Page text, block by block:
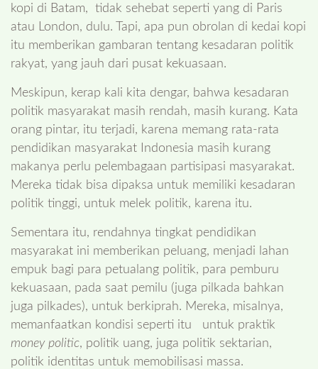
kopi di Batam, tidak sehebat seperti yang di Paris
atau London, dulu. Tapi, apa pun obrolan di kedai kopi
itu memberikan gambaran tentang kesadaran politik
rakyat, yang jauh dari pusat kekuasaan.
Meskipun, kerap kali kita dengar, bahwa kesadaran
politik masyarakat masih rendah, masih kurang. Kata
orang pintar, itu terjadi, karena memang rata-rata
pendidikan masyarakat Indonesia masih kurang
makanya perlu pelembagaan partisipasi masyarakat.
Mereka tidak bisa dipaksa untuk memiliki kesadaran
politik tinggi, untuk melek politik, karena itu.
Sementara itu, rendahnya tingkat pendidikan
masyarakat ini memberikan peluang, menjadi lahan
empuk bagi para petualang politik, para pemburu
kekuasaan, pada saat pemilu (juga pilkada bahkan
juga pilkades), untuk berkiprah. Mereka, misalnya,
memanfaatkan kondisi seperti itu untuk praktik
money politic, politik uang, juga politik sektarian,
politik identitas untuk memobilisasi massa.